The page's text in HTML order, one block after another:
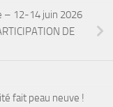
– 12-14 juin 2026
DE
fait peau neuve !